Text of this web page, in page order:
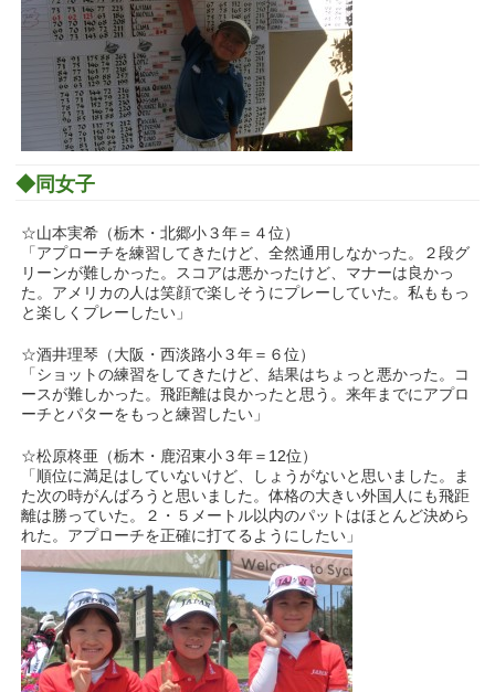
◆同女子
☆山本実希（栃木・北郷小３年＝４位）
「アプローチを練習してきたけど、全然通用しなかった。２段グ
リーンが難しかった。スコアは悪かったけど、マナーは良かっ
た。アメリカの人は笑顔で楽しそうにプレーしていた。私ももっ
と楽しくプレーしたい」
☆酒井理琴（大阪・西淡路小３年＝６位）
「ショットの練習をしてきたけど、結果はちょっと悪かった。コ
ースが難しかった。飛距離は良かったと思う。来年までにアプロ
ーチとパターをもっと練習したい」
☆松原柊亜（栃木・鹿沼東小３年＝12位）
「順位に満足はしていないけど、しょうがないと思いました。ま
た次の時がんばろうと思いました。体格の大きい外国人にも飛距
離は勝っていた。２・５メートル以内のパットはほとんど決めら
れた。アプローチを正確に打てるようにしたい」